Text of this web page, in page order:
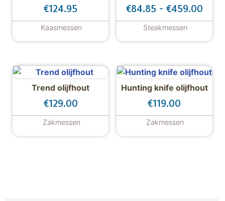
€124.95
Kaasmessen
€84.85 - €459.00
Steakmessen
Dit product
Trend olijfhout
€129.00
Zakmessen
Hunting knife olijfhout
€119.00
Zakmessen